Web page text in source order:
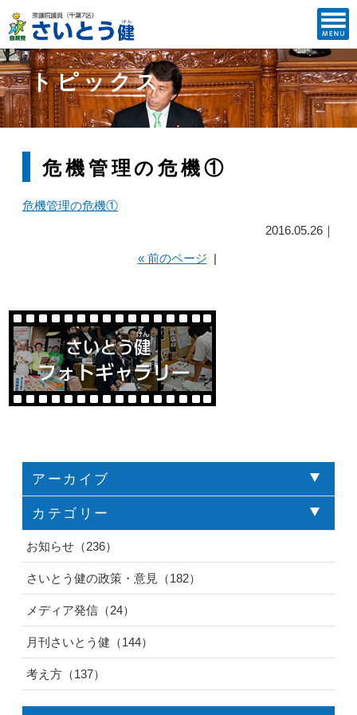
トピックス
危機管理の危機①
危機管理の危機①
2016.05.26｜
« 前のページ |
アーカイブ
カテゴリー
お知らせ（236）
さいとう健の政策・意見（182）
メディア発信（24）
月刊さいとう健（144）
考え方（137）